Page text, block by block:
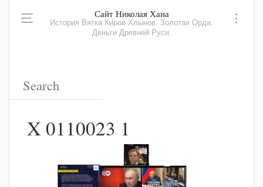
Сайт Николая Хана
История Вятка Киров Хлынов. Золотая Орда.
Деньги Древней Руси.
X 0110023 1